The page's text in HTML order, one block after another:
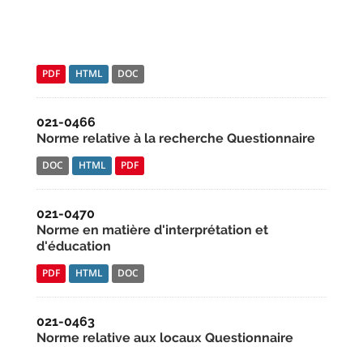
PDF HTML DOC
021-0466
Norme relative à la recherche Questionnaire
DOC HTML PDF
021-0470
Norme en matière d'interprétation et
d'éducation
PDF HTML DOC
021-0463
Norme relative aux locaux Questionnaire